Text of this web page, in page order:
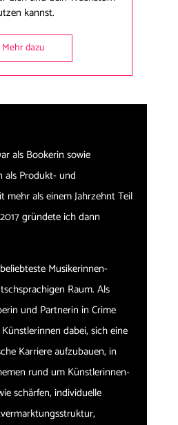
kannst.
Mehr dazu
als Bookerin sowie
als Produkt- und
mehr als einem Jahrzehnt Teil
gründete ich dann
Musikerinnen-
Raum. Als
und Partnerin in Crime
dabei, sich eine
Karriere aufzubauen, in
rund um Künstlerinnen-
schärfen, individuelle